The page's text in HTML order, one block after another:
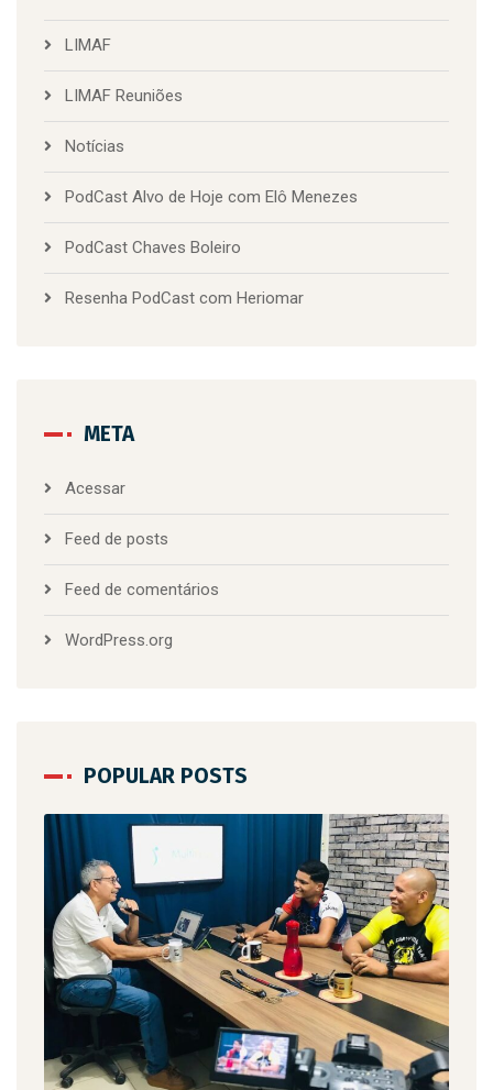
LIMAF
LIMAF Reuniões
Notícias
PodCast Alvo de Hoje com Elô Menezes
PodCast Chaves Boleiro
Resenha PodCast com Heriomar
META
Acessar
Feed de posts
Feed de comentários
WordPress.org
POPULAR POSTS